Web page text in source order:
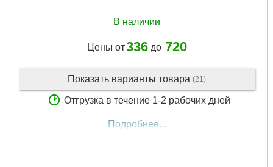
В наличии
Цены от336до 720
Показать варианты товара (21)
Отгрузка в течение 1-2 рабочих дней
Подробнее...